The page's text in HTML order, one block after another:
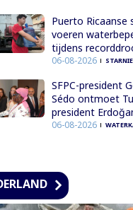
Puerto Ricaanse
voeren
tijdens
06-08-2026
SFPC-president
Sédo ontmoet
president
06-08-2026